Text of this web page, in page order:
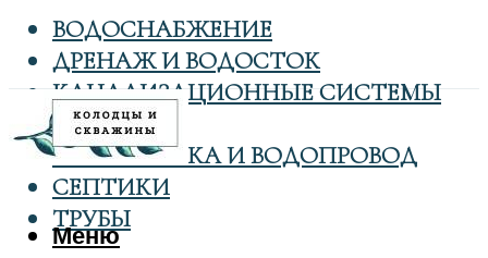
ВОДОСНАБЖЕНИЕ
ДРЕНАЖ И ВОДОСТОК
КАНАЛИЗАЦИОННЫЕ СИСТЕМЫ
КОЛОДЦЫ
САНТЕХНИКА И ВОДОПРОВОД
СЕПТИКИ
ТРУБЫ
Меню